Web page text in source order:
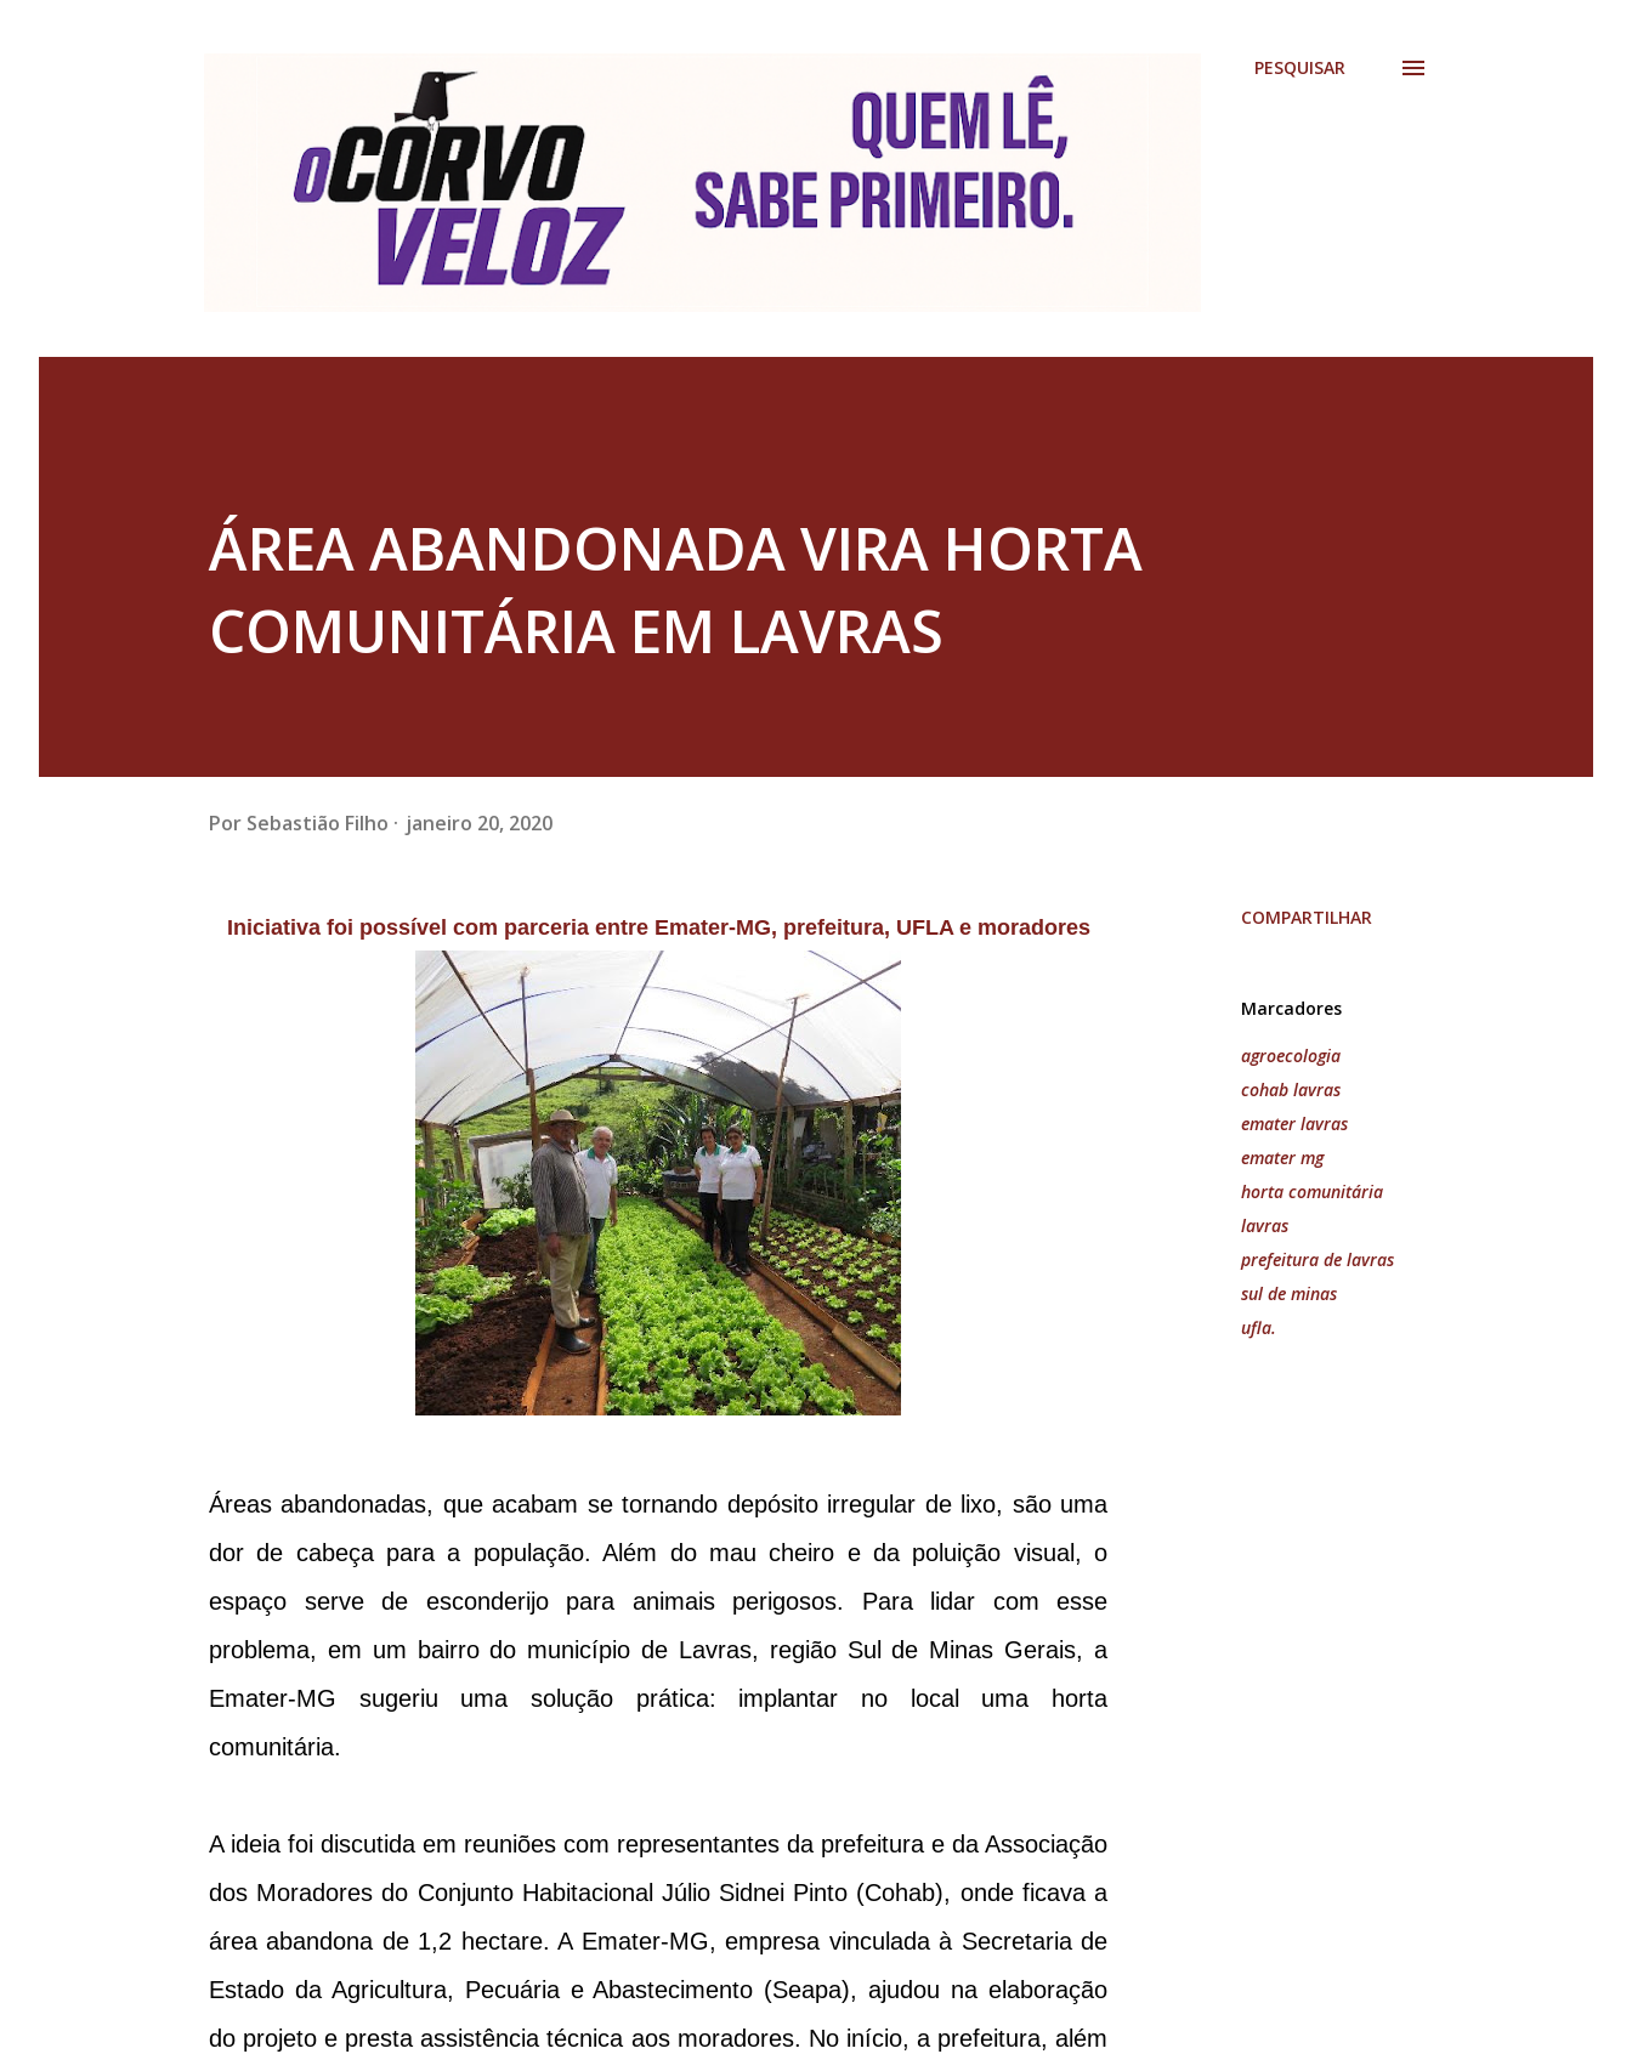
PESQUISAR
ÁREA ABANDONADA VIRA HORTA
COMUNITÁRIA EM LAVRAS
Por Sebastião Filho janeiro 20, 2020
Iniciativa foi possível com parceria entre Emater-MG, prefeitura, UFLA e moradores
Áreas abandonadas, que acabam se tornando depósito irregular de lixo, são uma
dor de cabeça para a população. Além do mau cheiro e da poluição visual, o
espaço serve de esconderijo para animais perigosos. Para lidar com esse
problema, em um bairro do município de Lavras, região Sul de Minas Gerais, a
Emater-MG sugeriu uma solução prática: implantar no local uma horta
comunitária.
A ideia foi discutida em reuniões com representantes da prefeitura e da Associação
dos Moradores do Conjunto Habitacional Júlio Sidnei Pinto (Cohab), onde ficava a
área abandona de 1,2 hectare. A Emater-MG, empresa vinculada à Secretaria de
Estado da Agricultura, Pecuária e Abastecimento (Seapa), ajudou na elaboração
do projeto e presta assistência técnica aos moradores. No início, a prefeitura, além
COMPARTILHAR
Marcadores
agroecologia
cohab lavras
emater lavras
emater mg
horta comunitária
lavras
prefeitura de lavras
sul de minas
ufla.